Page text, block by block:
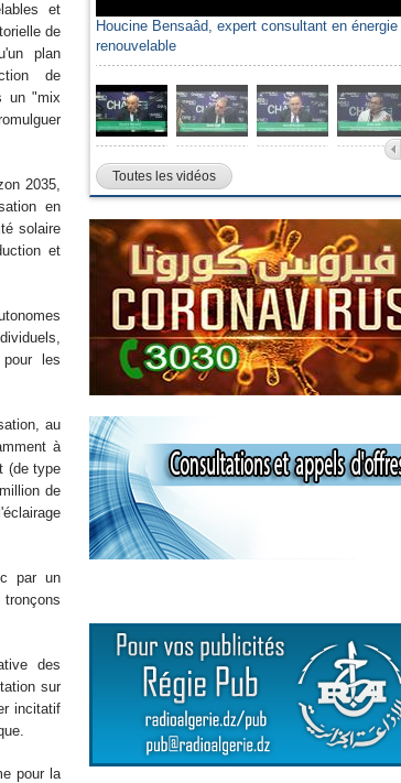
et
de
plan
de
un "mix
2035,
en
solaire
et
les
au
à
(de type
de
par un
des
sur
incitatif
pour la
Houcine Bensaâd, expert consultant en énergie
renouvelable
Toutes les vidéos